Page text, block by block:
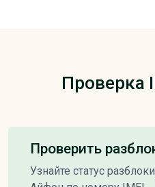
Проверка
Проверить
Узнайте статус